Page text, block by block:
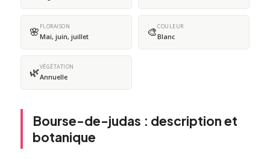
🌸 FLORAISON
Mai, juin, juillet 🎨COULEUR
Blanc
🌿VÉGÉTATION
Annuelle
Bourse-de-judas : description et
botanique